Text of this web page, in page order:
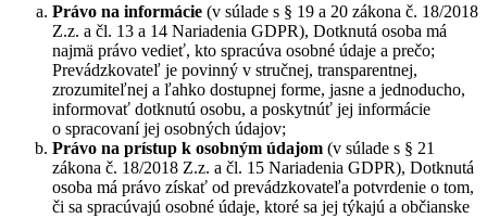
Právo na informácie (v súlade s § 19 a 20 zákona č. 18/2018
Z.z. a čl. 13 a 14 Nariadenia GDPR), Dotknutá osoba má
najmä právo vedieť, kto spracúva osobné údaje a prečo;
Prevádzkovateľ je povinný v stručnej, transparentnej,
zrozumiteľnej a ľahko dostupnej forme, jasne a jednoducho,
informovať dotknutú osobu, a poskytnúť jej informácie
o spracovaní jej osobných údajov;
Právo na prístup k osobným údajom (v súlade s § 21
zákona č. 18/2018 Z.z. a čl. 15 Nariadenia GDPR), Dotknutá
osoba má právo získať od prevádzkovateľa potvrdenie o tom,
či sa spracúvajú osobné údaje, ktoré sa jej týkajú a občianske